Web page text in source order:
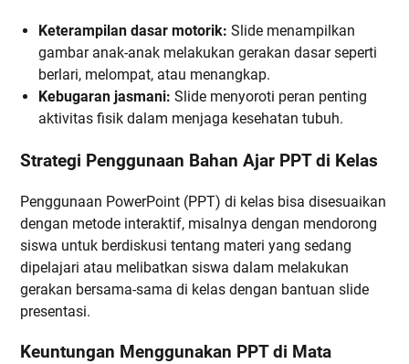
Keterampilan dasar motorik: Slide menampilkan
gambar anak-anak melakukan gerakan dasar seperti
berlari, melompat, atau menangkap.
Kebugaran jasmani: Slide menyoroti peran penting
aktivitas fisik dalam menjaga kesehatan tubuh.
Strategi Penggunaan Bahan Ajar PPT di Kelas
Penggunaan PowerPoint (PPT) di kelas bisa disesuaikan
dengan metode interaktif, misalnya dengan mendorong
siswa untuk berdiskusi tentang materi yang sedang
dipelajari atau melibatkan siswa dalam melakukan
gerakan bersama-sama di kelas dengan bantuan slide
presentasi.
Keuntungan Menggunakan PPT di Mata